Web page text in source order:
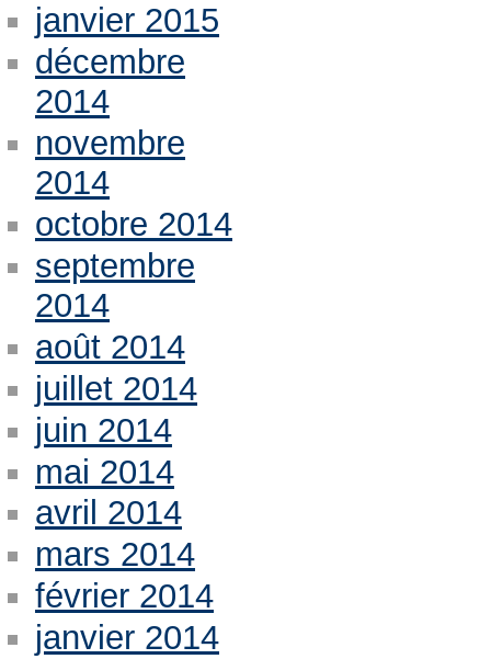
janvier 2015
décembre
2014
novembre
2014
octobre 2014
septembre
2014
août 2014
juillet 2014
juin 2014
mai 2014
avril 2014
mars 2014
février 2014
janvier 2014